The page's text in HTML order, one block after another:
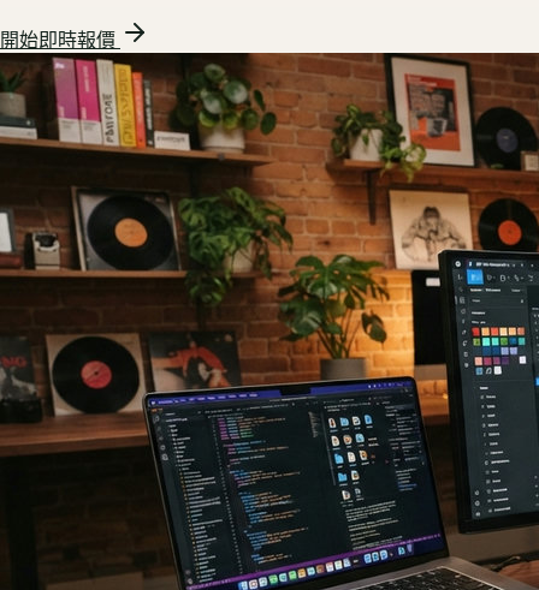
開始即時報價